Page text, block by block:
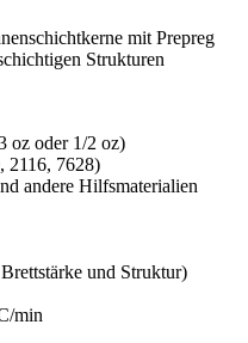
mit Prepreg
Strukturen
oz oder 1/2 oz)
2116, 7628)
andere Hilfsmaterialien
und Struktur)
min